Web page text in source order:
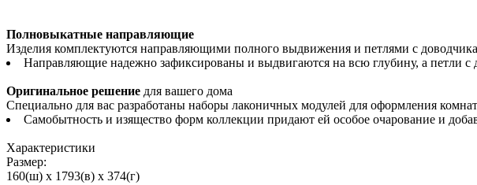
Полновыкатные направляющие
Изделия комплектуются направляющими полного выдвижения и петлями с
Направляющие надежно зафиксированы и выдвигаются на всю глубину, а петли
Оригинальное решение для вашего дома
Специально для вас разработаны наборы лаконичных модулей для оформления
Самобытность и изящество форм коллекции придают ей особое очарование и
Характеристики
Размер:
160(ш) x 1793(в) x 374(г)